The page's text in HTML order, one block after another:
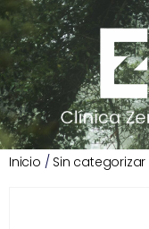
Inicio / Sin categorizar